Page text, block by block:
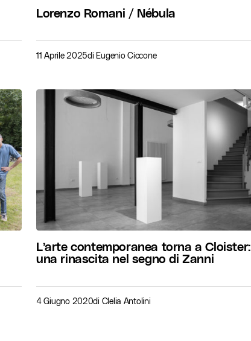
Lorenzo Romani / Nébula
11 Aprile 2025di Eugenio Ciccone
L’arte contemporanea torna a Cloister:
una rinascita nel segno di Zanni
4 Giugno 2020di Clelia Antolini